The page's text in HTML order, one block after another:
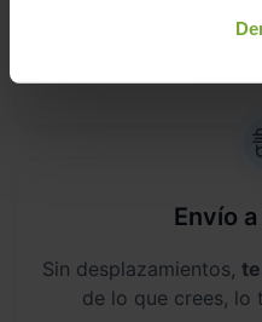
Este vehículo
Envío
Sin desplazamientos,
de lo que crees, lo